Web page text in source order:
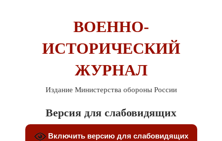
ВОЕННО-
ИСТОРИЧЕСКИЙ
ЖУРНАЛ
Издание Министерства обороны России
Версия для слабовидящих
Включить версию для слабовидящих